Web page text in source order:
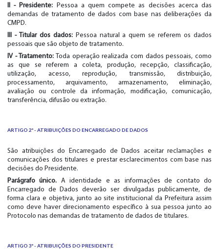
II - Presidente: Pessoa a quem compete as decisões acerca das
demandas de tratamento de dados com base nas deliberações da
CMPD.
III - Titular dos dados:Pessoa natural a quem se referem os dados
pessoais que são objeto de tratamento.
IV - Tratamento: Toda operação realizada com dados pessoais, como
as que se referem a coleta, produção, recepção, classificação,
utilização, acesso, reprodução, transmissão, distribuição,
processamento, arquivamento, armazenamento, eliminação,
avaliação ou controle da informação, modificação, comunicação,
transferência, difusão ou extração.
ARTIGO 2º - ATRIBUIÇÕES DO ENCARREGADO DE DADOS
São atribuições do Encarregado de Dados aceitar reclamações e
comunicações dos titulares e prestar esclarecimentos com base nas
decisões do Presidente.
Parágrafo único. A identidade e as informações de contato do
Encarregado de Dados deverão ser divulgadas publicamente, de
forma clara e objetiva, junto ao site institucional da Prefeitura assim
como deve haver direcionamento específico à sua pessoa junto ao
Protocolo nas demandas de tratamento de dados de titulares.
ARTIGO 3º - ATRIBUIÇÕES DO PRESIDENTE